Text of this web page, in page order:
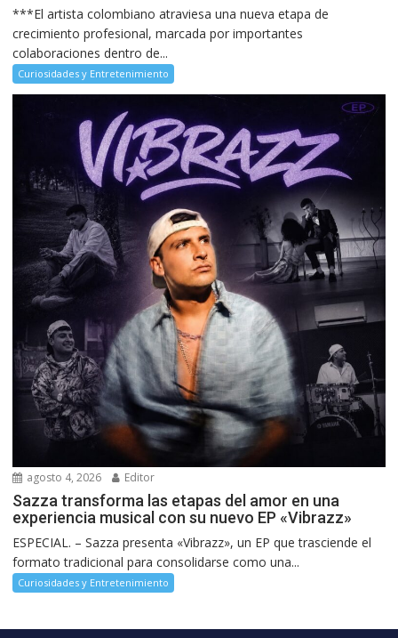
***El artista colombiano atraviesa una nueva etapa de
crecimiento profesional, marcada por importantes
colaboraciones dentro de...
Curiosidades y Entretenimiento
agosto 4, 2026 Editor
Sazza transforma las etapas del amor en una
experiencia musical con su nuevo EP «Vibrazz»
ESPECIAL. – Sazza presenta «Vibrazz», un EP que trasciende el
formato tradicional para consolidarse como una...
Curiosidades y Entretenimiento